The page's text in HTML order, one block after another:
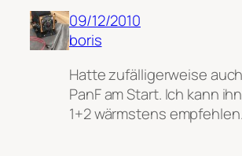
09/12/2010
boris
Hatte zufälligerweise
PanF am Start. Ich kann
1+2 wärmstens